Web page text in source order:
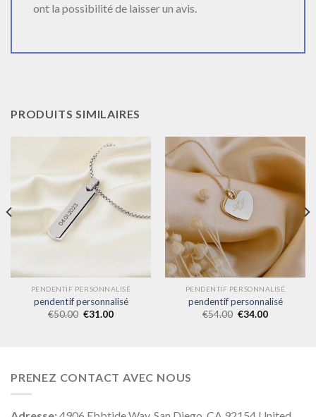
ont la possibilité de laisser un avis.
PRODUITS SIMILAIRES
PENDENTIF PERSONNALISÉ
pendentif personnalisé
€50.00 €31.00
PENDENTIF PERSONNALISÉ
pendentif personnalisé
€54.00 €34.00
PRENEZ CONTACT AVEC NOUS